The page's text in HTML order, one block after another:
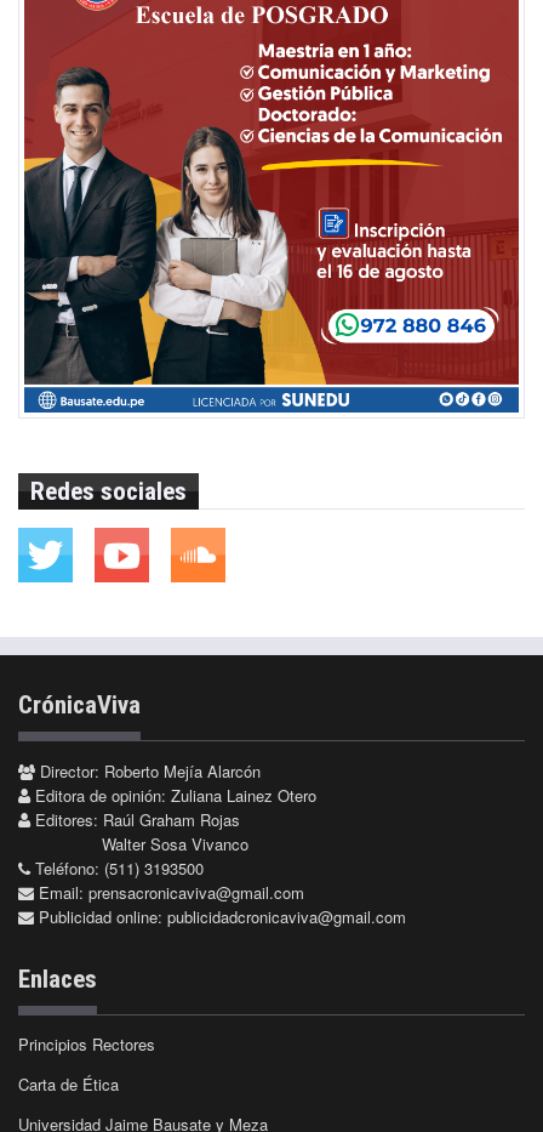
Redes sociales
CrónicaViva
Director: Roberto Mejía Alarcón
Editora de opinión: Zuliana Lainez Otero
Editores: Raúl Graham Rojas
Walter Sosa Vivanco
Teléfono: (511) 3193500
Email: prensacronicaviva@gmail.com
Publicidad online: publicidadcronicaviva@gmail.com
Enlaces
Principios Rectores
Carta de Ética
Universidad Jaime Bausate y Meza